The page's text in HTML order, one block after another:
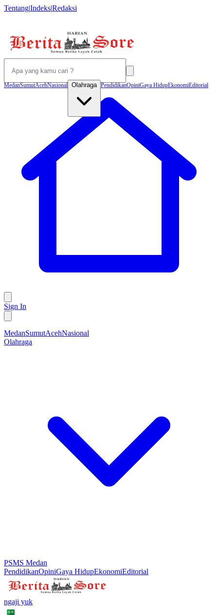
Tentang|Indeks|Redaksi
MedanSumutAcehNasional Olahraga PendidikanOpiniGaya HidupEkonomiEditorial
Sign In
MedanSumutAcehNasional
Olahraga
PSMS Medan
PendidikanOpiniGaya HidupEkonomiEditorial
ngaji yuk